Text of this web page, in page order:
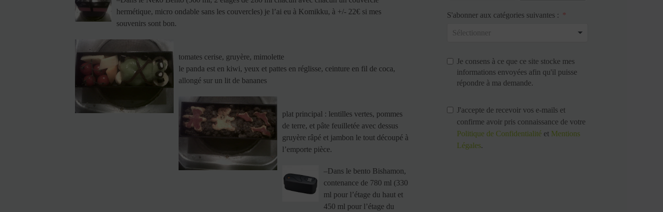
hermétique, micro ondable sans les couvercles) je l’ai eu à Komikku, à +/- 22€ si mes
souvenirs sont bon.
tomates cerise, gruyère, mimolette
le panda est en kiwi, yeux et pattes en réglisse, ceinture en fil de coca,
allongé sur un lit de bananes
plat principal : lentilles vertes, pommes
de terre, et pâte feuilletée avec dessus
gruyère râpé et jambon le tout découpé à
l’emporte pièce.
–Dans le bento Bishamon,
contenance de 780 ml (330
ml pour l’étage du haut et
450 ml pour l’étage du
S'abonner aux catégories suivantes :
Je consens à ce que ce site stocke mes
informations envoyées afin qu'il puisse
répondre à ma demande.
J'accepte de recevoir vos e-mails et
confirme avoir pris connaissance de votre
Politique de Confidentialité et Mentions
Légales.